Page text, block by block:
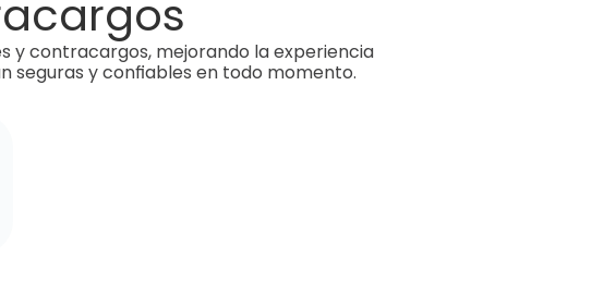
y contracargos, mejorando la experiencia
seguras y confiables en todo momento.